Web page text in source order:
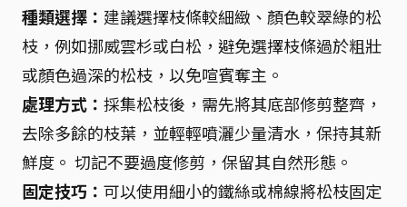
種類選擇： 建議選擇枝條較細緻、顏色較翠綠的松
枝，例如挪威雲杉或白松，避免選擇枝條過於粗壯
或顏色過深的松枝，以免喧賓奪主。
處理方式： 採集松枝後，需先將其底部修剪整齊，
去除多餘的枝葉，並輕輕噴灑少量清水，保持其新
鮮度。 切記不要過度修剪，保留其自然形態。
固定技巧： 可以使用細小的鐵絲或棉線將松枝固定